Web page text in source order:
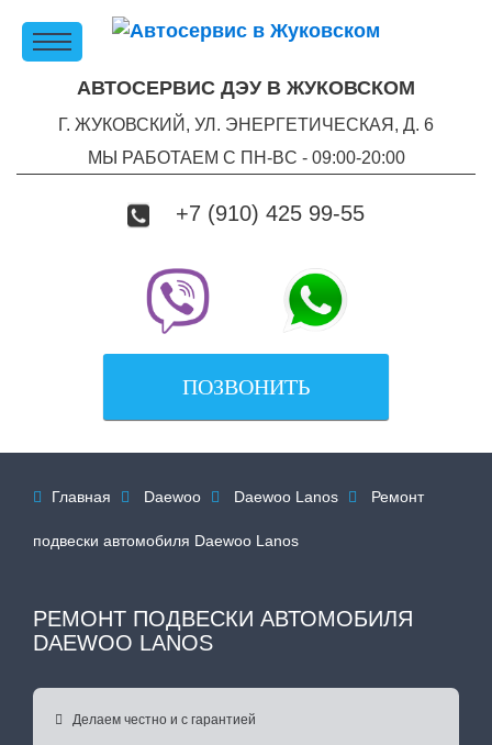
АВТОСЕРВИС ДЭУ В ЖУКОВСКОМ
Г. ЖУКОВСКИЙ, УЛ. ЭНЕРГЕТИЧЕСКАЯ, Д. 6
МЫ РАБОТАЕМ С ПН-ВC - 09:00-20:00
+7 (910) 425 99-55
ПОЗВОНИТЬ
 Главная  Daewoo  Daewoo Lanos  Ремонт
подвески автомобиля Daewoo Lanos
РЕМОНТ ПОДВЕСКИ АВТОМОБИЛЯ
DAEWOO LANOS
 Делаем честно и с гарантией